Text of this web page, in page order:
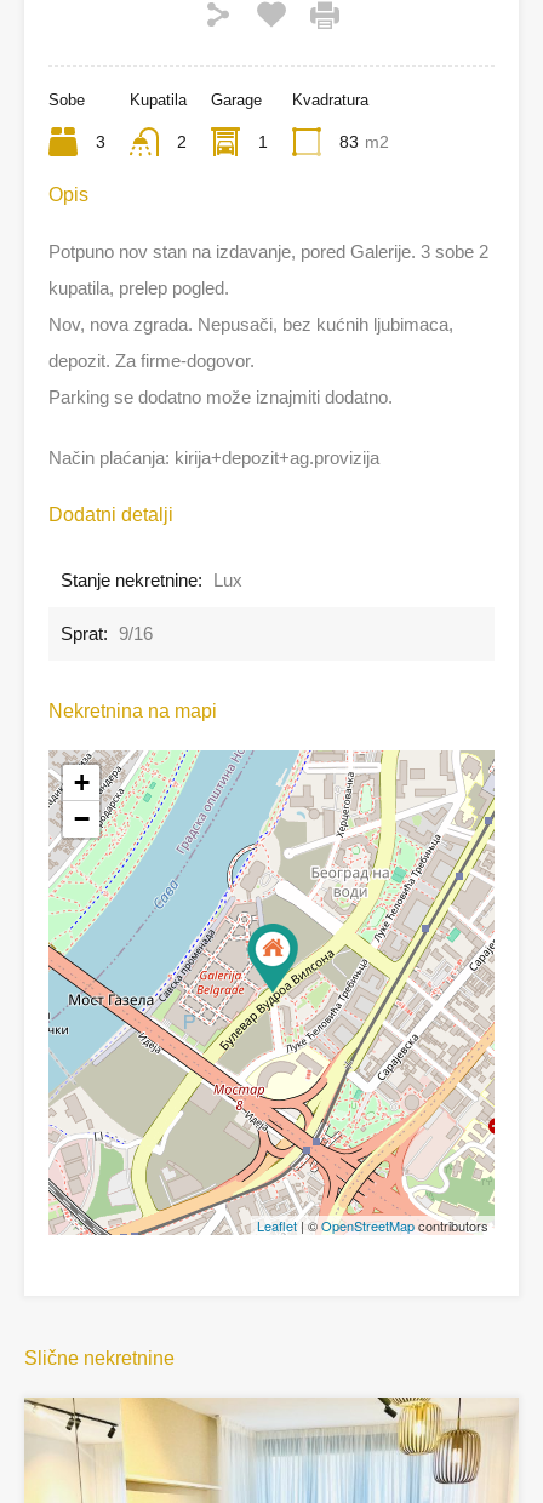
Sobe
3
Kupatila
2
Garage
1
Kvadratura
83 m2
Opis
Potpuno nov stan na izdavanje, pored Galerije. 3 sobe 2
kupatila, prelep pogled.
Nov, nova zgrada. Nepusači, bez kućnih ljubimaca,
depozit. Za firme-dogovor.
Parking se dodatno može iznajmiti dodatno.
Način plaćanja: kirija+depozit+ag.provizija
Dodatni detalji
Stanje nekretnine: Lux
Sprat: 9/16
Nekretnina na mapi
+
−
Leaflet| ©OpenStreetMapcontributors
Slične nekretnine